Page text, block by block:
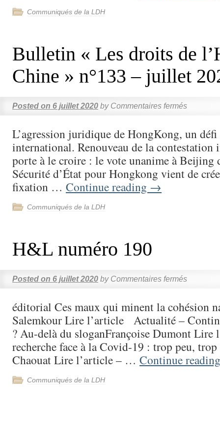
Communiqués de la LDH
Bulletin « Les droits de
Chine » n°133 – juillet
Posted on 6 juillet 2020 by Commentaires fermés
L’agression juridique de HongKong, un
international. Renouveau de la contestation
porte à le croire : le vote unanime à Beijing
Sécurité d’État pour Hongkong vient de
fixation … Continue reading →
Communiqués de la LDH
H&L numéro 190
Posted on 6 juillet 2020 by Commentaires fermés
éditorial Ces maux qui minent la cohésion
Salemkour Lire l’article Actualité –
? Au-delà du sloganFrançoise Dumont Lire
recherche face à la Covid-19 : trop peu,
Chaouat Lire l’article – … Continue
Communiqués de la LDH